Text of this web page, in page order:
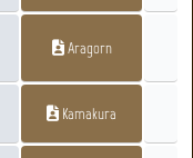
Aragorn
Kamakura